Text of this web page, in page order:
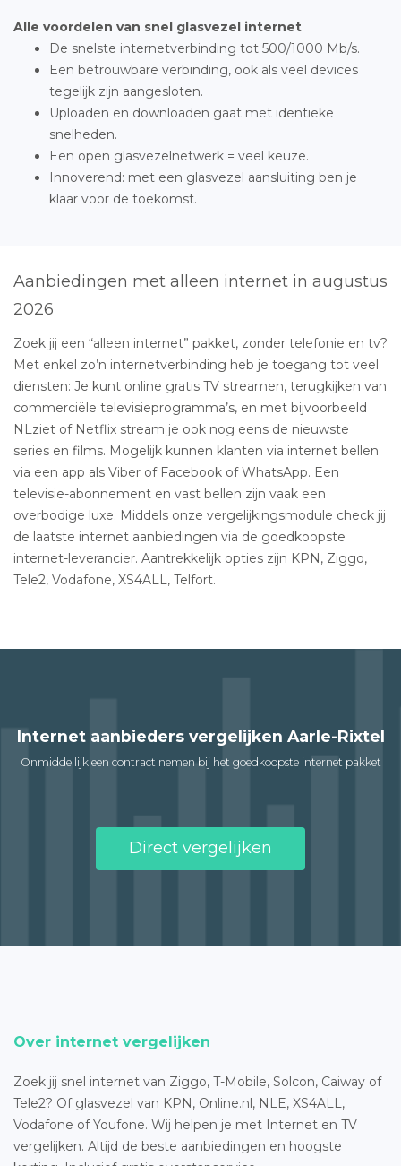
Alle voordelen van snel glasvezel internet
De snelste internetverbinding tot 500/1000 Mb/s.
Een betrouwbare verbinding, ook als veel devices
tegelijk zijn aangesloten.
Uploaden en downloaden gaat met identieke
snelheden.
Een open glasvezelnetwerk = veel keuze.
Innoverend: met een glasvezel aansluiting ben je
klaar voor de toekomst.
Aanbiedingen met alleen internet in augustus
2026
Zoek jij een “alleen internet” pakket, zonder telefonie en tv?
Met enkel zo’n internetverbinding heb je toegang tot veel
diensten: Je kunt online gratis TV streamen, terugkijken van
commerciële televisieprogramma’s, en met bijvoorbeeld
NLziet of Netflix stream je ook nog eens de nieuwste
series en films. Mogelijk kunnen klanten via internet bellen
via een app als Viber of Facebook of WhatsApp. Een
televisie-abonnement en vast bellen zijn vaak een
overbodige luxe. Middels onze vergelijkingsmodule check jij
de laatste internet aanbiedingen via de goedkoopste
internet-leverancier. Aantrekkelijk opties zijn KPN, Ziggo,
Tele2, Vodafone, XS4ALL, Telfort.
Internet aanbieders vergelijken Aarle-Rixtel
Onmiddellijk een contract nemen bij het goedkoopste internet pakket
Direct vergelijken
Over internet vergelijken
Zoek jij snel internet van Ziggo, T-Mobile, Solcon, Caiway of
Tele2? Of glasvezel van KPN, Online.nl, NLE, XS4ALL,
Vodafone of Youfone. Wij helpen je met Internet en TV
vergelijken. Altijd de beste aanbiedingen en hoogste